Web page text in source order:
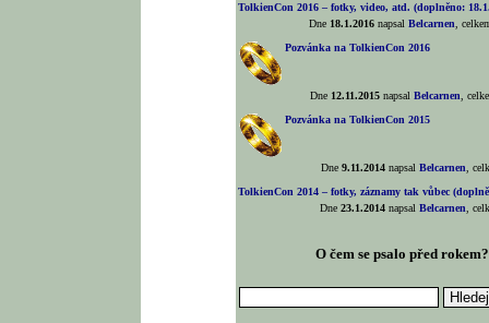
TolkienCon 2016 – fotky, video, atd. (doplněno:
Dne 18.1.2016 napsalBelcarnen
,
Pozvánka na TolkienCon 2016
Dne 12.11.2015 napsalBelcarnen
,
Pozvánka na TolkienCon 2015
Dne9.11.2014 napsalBelcarnen
,
TolkienCon 2014 – fotky, záznamy tak vůbec
Dne23.1.2014 napsalBelcarnen ,
O čem se psalo před rokem?